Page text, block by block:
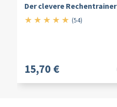
Der clevere Rechentrainer
★ ★ ★ ★ ★5/5
(54)
15,70 €